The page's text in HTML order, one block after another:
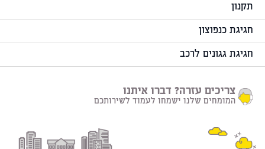
תקנון
חגיגת כנפוצון
חגיגת גגונים לרכב
צריכים עזרה? דברו איתנו
המומחים שלנו ישמחו לעמוד לשירותכם